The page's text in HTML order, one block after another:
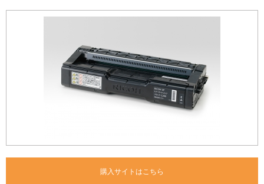
購入サイトはこちら